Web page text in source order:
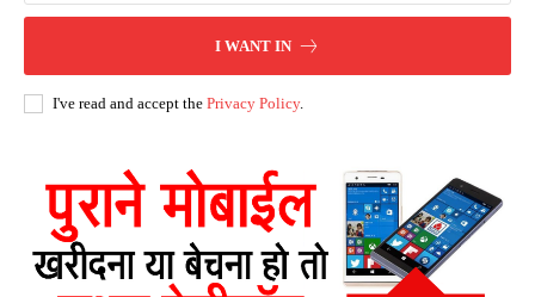
I WANT IN
I've read and accept the Privacy Policy.